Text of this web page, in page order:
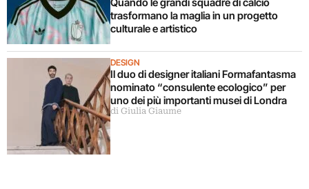
trasformano la maglia in un progetto
culturale e artistico
DESIGN
Il duo di designer italiani Formafantasma
nominato “consulente ecologico” per
uno dei più importanti musei di Londra
di Giulia Giaume